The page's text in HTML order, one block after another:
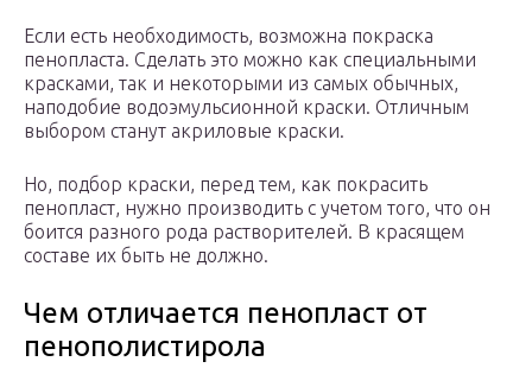
Если есть необходимость, возможна покраска
пенопласта. Сделать это можно как специальными
красками, так и некоторыми из самых обычных,
наподобие водоэмульсионной краски. Отличным
выбором станут акриловые краски.
Но, подбор краски, перед тем, как покрасить
пенопласт, нужно производить с учетом того, что он
боится разного рода растворителей. В красящем
составе их быть не должно.
Чем отличается пенопласт от
пенополистирола